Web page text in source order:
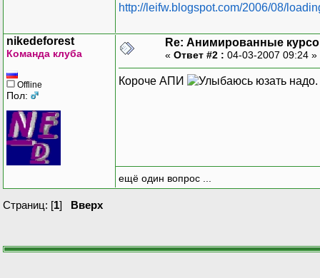
http://leifw.blogspot.com/2006/08/
nikedeforest
Команда клуба
Offline
Пол:
Re: Анимированные
« Ответ #2 : 04-03-2007 09:24 »
Короче АПИ юзать надо.
ещё один вопрос ...
Страниц: [1] Вверх